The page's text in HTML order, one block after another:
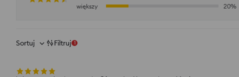
większy
20%
Sortuj Filtruj 1